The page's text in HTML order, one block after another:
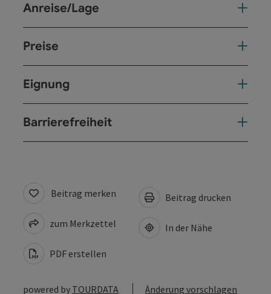
Anreise/Lage
Preise
Eignung
Barrierefreiheit
Beitrag merken
zum Merkzettel
PDF erstellen
Beitrag drucken
In der Nähe
powered by TOURDATA Änderung vorschlagen